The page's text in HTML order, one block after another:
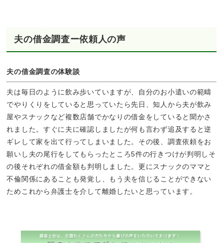
夫の借金調査ー依頼人の声
夫の借金調査の体験談
夫は毎日のように飲み歩いていますが、自分のお小遣いの範疇
でやりくりをしていると思っていたら先日、知人から夫が飲み
屋やスナックなど複数店舗でかなりの借金をしていると聞かさ
れました。すぐに夫に確認しましたが何も言わず追及すると逆
ギレして家を出て行ってしまいました。その後、調査依頼をお
願いし夫の尾行をしてもらったところ5件の行きつけが判明しそ
の後それぞれの借金額も判明しました。更にスナックのママと
不倫関係にあることも発覚し、もう夫を信じることができない
ためこれから弁護士を介して離婚したいと思っています。